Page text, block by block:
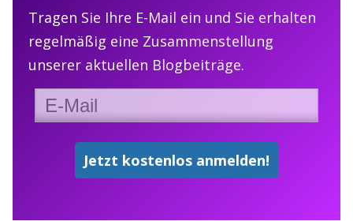
Tragen Sie Ihre E-Mail ein und Sie erhalten
regelmäßig eine Zusammenstellung
unserer aktuellen Blogbeiträge.